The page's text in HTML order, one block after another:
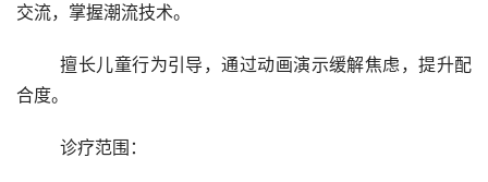
交流，掌握潮流技术。
	擅长儿童行为引导，通过动画演示缓解焦虑，提升配
合度。
	诊疗范围：